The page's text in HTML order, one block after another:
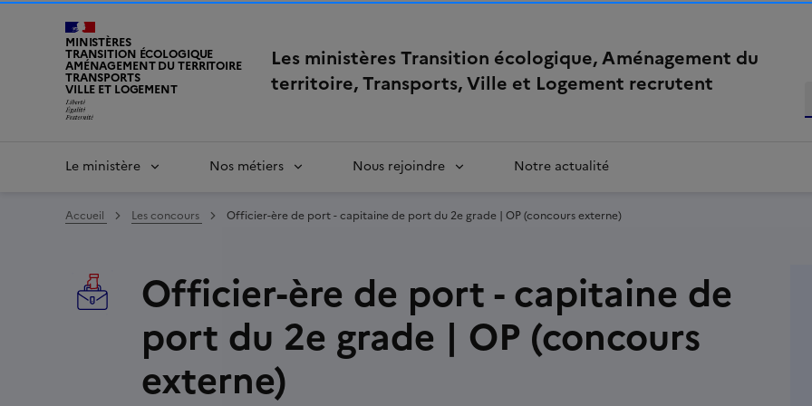
MINISTÈRES
TRANSITION ÉCOLOGIQUE
AMÉNAGEMENT DU TERRITOIRE
TRANSPORTS
VILLE ET LOGEMENT
Les ministères Transition écologique, Aménagement du
territoire, Transports, Ville et Logement recrutent
Le ministère Nos métiers Nous rejoindre Notre actualité
Accueil Les concours Officier-ère de port - capitaine de port du 2e grade | OP (concours externe)
Officier-ère de port - capitaine de
port du 2e grade | OP (concours
externe)